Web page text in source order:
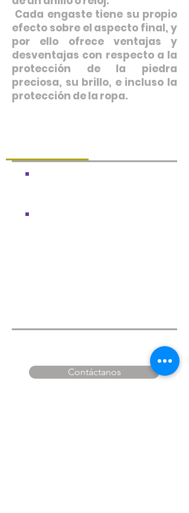
Cada engaste tiene su propio
efecto sobre el aspecto final, y
por ello ofrece ventajas y
desventajas con respecto a la
protección de la piedra
preciosa, su brillo, e incluso la
protección de la ropa.
Contáctanos